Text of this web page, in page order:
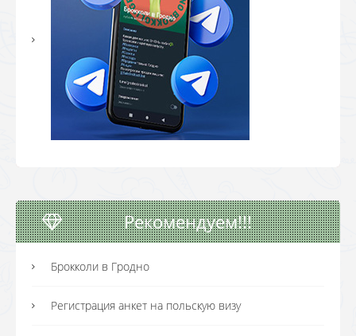
Рекомендуем!!!
Брокколи в Гродно
Регистрация анкет на польскую визу